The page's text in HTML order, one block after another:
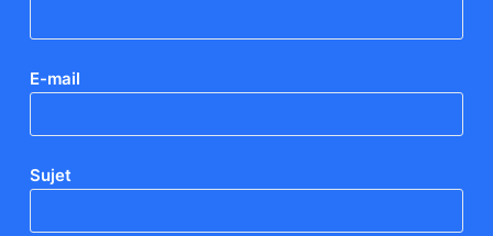
E-mail
Sujet